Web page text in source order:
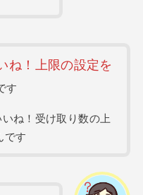
ね！上限の設定を
す
ね！受け取り数の上
です